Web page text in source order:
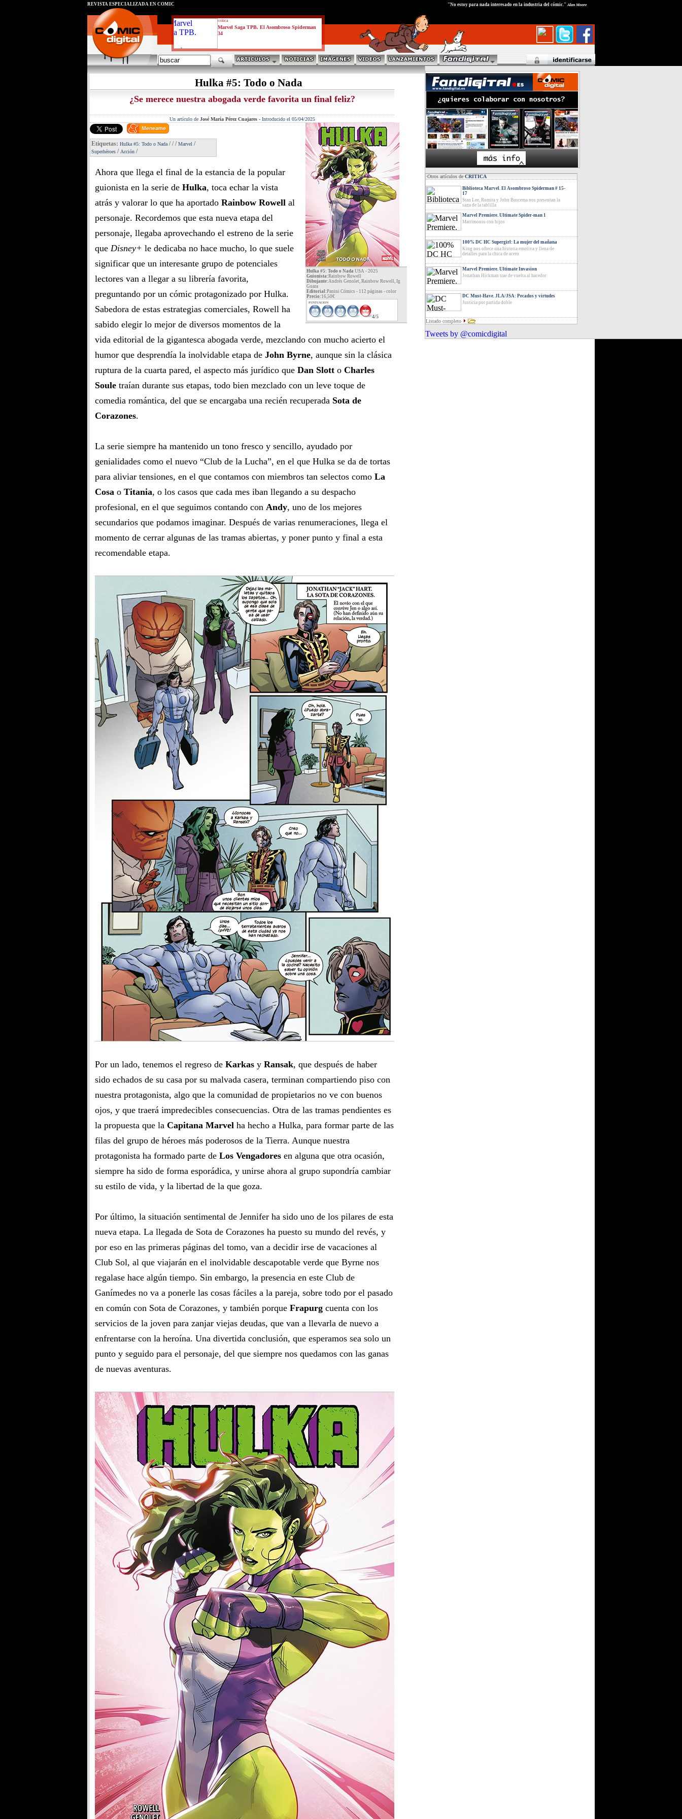
critica
Marvel Saga TPB. El Asombroso Spiderman
34
REVISTA ESPECIALIZADA EN CÓMIC "No estoy para nada interesado en la industria del cómic."Alan Moore
Hulka #5: Todo o Nada
¿Se merece nuestra abogada verde favorita un final feliz?
Un artículo de José María Pérez Cuajares- Introducido el 05/04/2025
Hulka #5: Todo o Nada USA - 2025
Guionista:Rainbow Rowell
Dibujante:Andrés Genolet, Rainbow Rowell, Ig
Guara
Editorial:Panini Cómics - 112 páginas - color
Precio: 16,50€
PUNTUACION
4/5
Etiquetas: Hulka #5: Todo o Nada ///Marvel /
Superhéroes / Acción /
Ahora que llega el final de la estancia de la popular
guionista en la serie de Hulka, toca echar la vista
atrás y valorar lo que ha aportado Rainbow Rowell al
personaje. Recordemos que esta nueva etapa del
personaje, llegaba aprovechando el estreno de la serie
que Disney+ le dedicaba no hace mucho, lo que suele
significar que un interesante grupo de potenciales
lectores van a llegar a su librería favorita,
preguntando por un cómic protagonizado por Hulka.
Sabedora de estas estrategias comerciales, Rowell ha
sabido elegir lo mejor de diversos momentos de la
vida editorial de la gigantesca abogada verde, mezclando con mucho acierto el
humor que desprendía la inolvidable etapa de John Byrne, aunque sin la clásica
ruptura de la cuarta pared, el aspecto más jurídico que Dan Slott o Charles
Soule traían durante sus etapas, todo bien mezclado con un leve toque de
comedia romántica, del que se encargaba una recién recuperada Sota de
Corazones.
La serie siempre ha mantenido un tono fresco y sencillo, ayudado por
genialidades como el nuevo “Club de la Lucha”, en el que Hulka se da de tortas
para aliviar tensiones, en el que contamos con miembros tan selectos como La
Cosa o Titania, o los casos que cada mes iban llegando a su despacho
profesional, en el que seguimos contando con Andy, uno de los mejores
secundarios que podamos imaginar. Después de varias renumeraciones, llega el
momento de cerrar algunas de las tramas abiertas, y poner punto y final a esta
recomendable etapa.
Por un lado, tenemos el regreso de Karkas y Ransak, que después de haber
sido echados de su casa por su malvada casera, terminan compartiendo piso con
nuestra protagonista, algo que la comunidad de propietarios no ve con buenos
ojos, y que traerá impredecibles consecuencias. Otra de las tramas pendientes es
la propuesta que la Capitana Marvel ha hecho a Hulka, para formar parte de las
filas del grupo de héroes más poderosos de la Tierra. Aunque nuestra
protagonista ha formado parte de Los Vengadores en alguna que otra ocasión,
siempre ha sido de forma esporádica, y unirse ahora al grupo supondría cambiar
su estilo de vida, y la libertad de la que goza.
Por último, la situación sentimental de Jennifer ha sido uno de los pilares de esta
nueva etapa. La llegada de Sota de Corazones ha puesto su mundo del revés, y
por eso en las primeras páginas del tomo, van a decidir irse de vacaciones al
Club Sol, al que viajarán en el inolvidable descapotable verde que Byrne nos
regalase hace algún tiempo. Sin embargo, la presencia en este Club de
Ganímedes no va a ponerle las cosas fáciles a la pareja, sobre todo por el pasado
en común con Sota de Corazones, y también porque Frapurg cuenta con los
servicios de la joven para zanjar viejas deudas, que van a llevarla de nuevo a
enfrentarse con la heroína. Una divertida conclusión, que esperamos sea solo un
punto y seguido para el personaje, del que siempre nos quedamos con las ganas
de nuevas aventuras.
·Otros artículos deCRITICA
Biblioteca Marvel. El Asombroso Spiderman # 15-
17
Stan Lee, Romita y John Buscema nos presentan la
saga de la tablilla
Marvel Premiere. Ultimate Spider-man 1
Matrimonio con hijos
100% DC HC Supergirl: La mujer del mañana
King nos ofrece una historia emotiva y llena de
detalles para la chica de acero
Marvel Premiere. Ultimate Invasion
Jonathan Hickman trae de vuelta al hacedor
DC Must-Have. JLA/JSA: Pecados y virtudes
Justicia por partida doble
Listado completo
Tweets by @comicdigital